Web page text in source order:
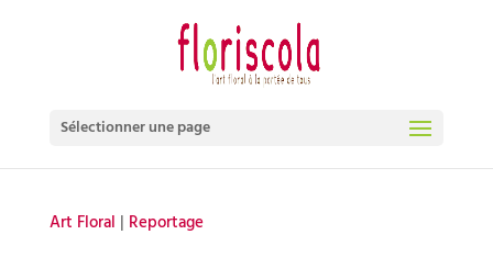
Sélectionner une page
Art Floral | Reportage